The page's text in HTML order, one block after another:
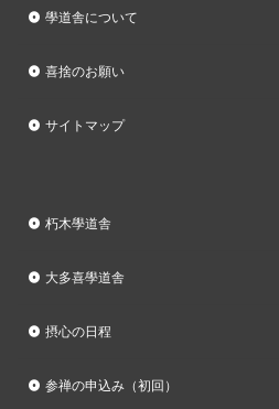
學道舎について
喜捨のお願い
サイトマップ
朽木學道舎
大多喜學道舎
摂心の日程
参禅の申込み（初回）